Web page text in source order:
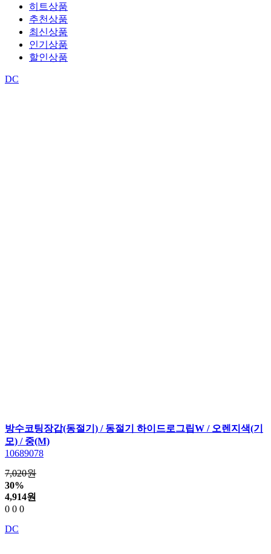
히트상품
추천상품
최신상품
인기상품
할인상품
DC
방수코팅장갑(동절기) / 동절기 하이드로그립W / 오렌지색(기
모) / 중(M)
10689078
7,020원
30%
4,914원
0 0 0
DC